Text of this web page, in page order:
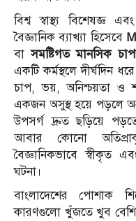
বিশ্ব স্বাস্থ্য বিশেষজ্ঞ
বৈজ্ঞানিক ব্যাখ্যা হিসেবে
বাসমষ্টিগত মানসিক
একটি কর্মস্থলে দীর্ঘদিন
চাপ, ভয়, অনিশ্চয়তা ও
একজন অসুস্থ হয়ে পড়লে
উপসর্গ দ্রুত ছড়িয়ে
আবার কোনো
বৈজ্ঞানিকভাবে স্বীকৃত
ঘটনা।
বাংলাদেশের পোশাক
কারণগুলো খুঁজতে খুব বেশি